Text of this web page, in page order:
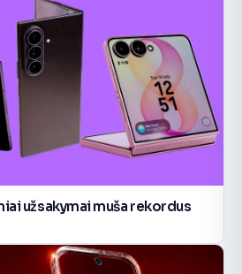
užsakymai muša rekordus